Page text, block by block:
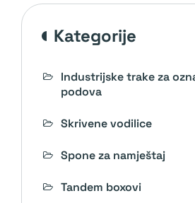
kategorije
Industrijske trake za
podova
Skrivene vodilice
Spone za namještaj
Tandem boxovi